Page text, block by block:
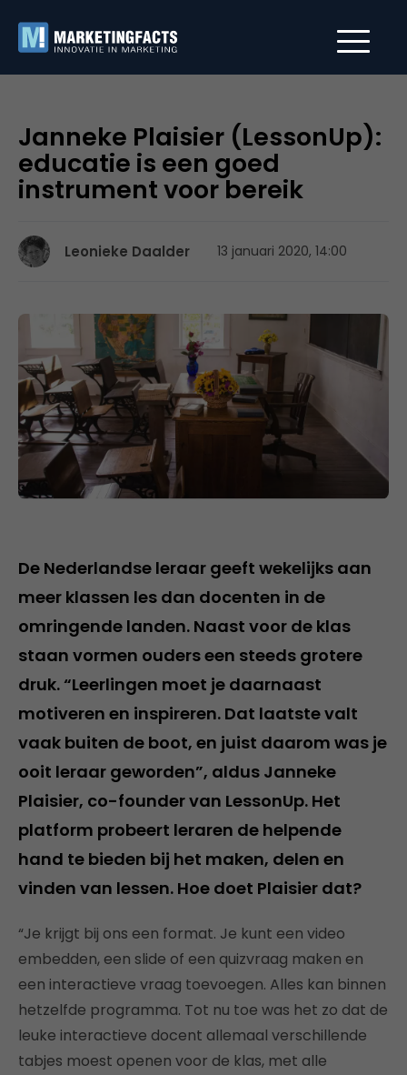
Janneke Plaisier (LessonUp):
educatie is een goed
instrument voor bereik
Leonieke Daalder 13 januari 2020, 14:00
De Nederlandse leraar geeft wekelijks aan
meer klassen les dan docenten in de
omringende landen. Naast voor de klas
staan vormen ouders een steeds grotere
druk. “Leerlingen moet je daarnaast
motiveren en inspireren. Dat laatste valt
vaak buiten de boot, en juist daarom was je
ooit leraar geworden”, aldus Janneke
Plaisier, co-founder van LessonUp. Het
platform probeert leraren de helpende
hand te bieden bij het maken, delen en
vinden van lessen. Hoe doet Plaisier dat?
“Je krijgt bij ons een format. Je kunt een video
embedden, een slide of een quizvraag maken en
een interactieve vraag toevoegen. Alles kan binnen
hetzelfde programma. Tot nu toe was het zo dat de
leuke interactieve docent allemaal verschillende
tabjes moest openen voor de klas, met alle